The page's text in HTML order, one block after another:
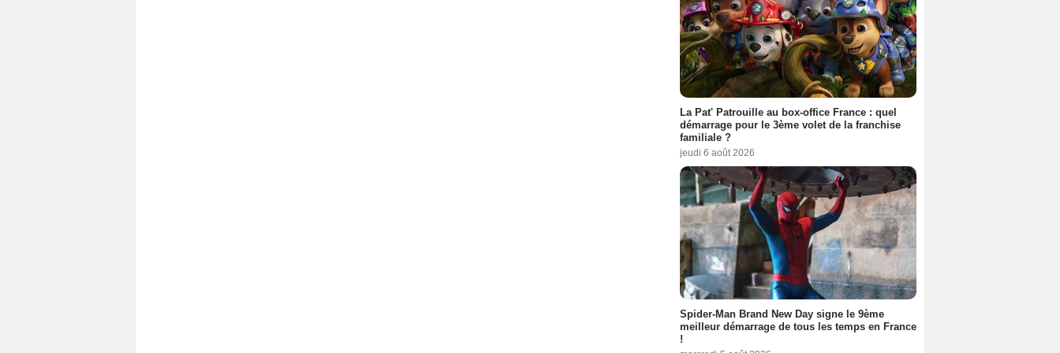
La Pat' Patrouille au box-office France : quel
démarrage pour le 3ème volet de la franchise
familiale ?
jeudi 6 août 2026
Spider-Man Brand New Day signe le 9ème
meilleur démarrage de tous les temps en France
!